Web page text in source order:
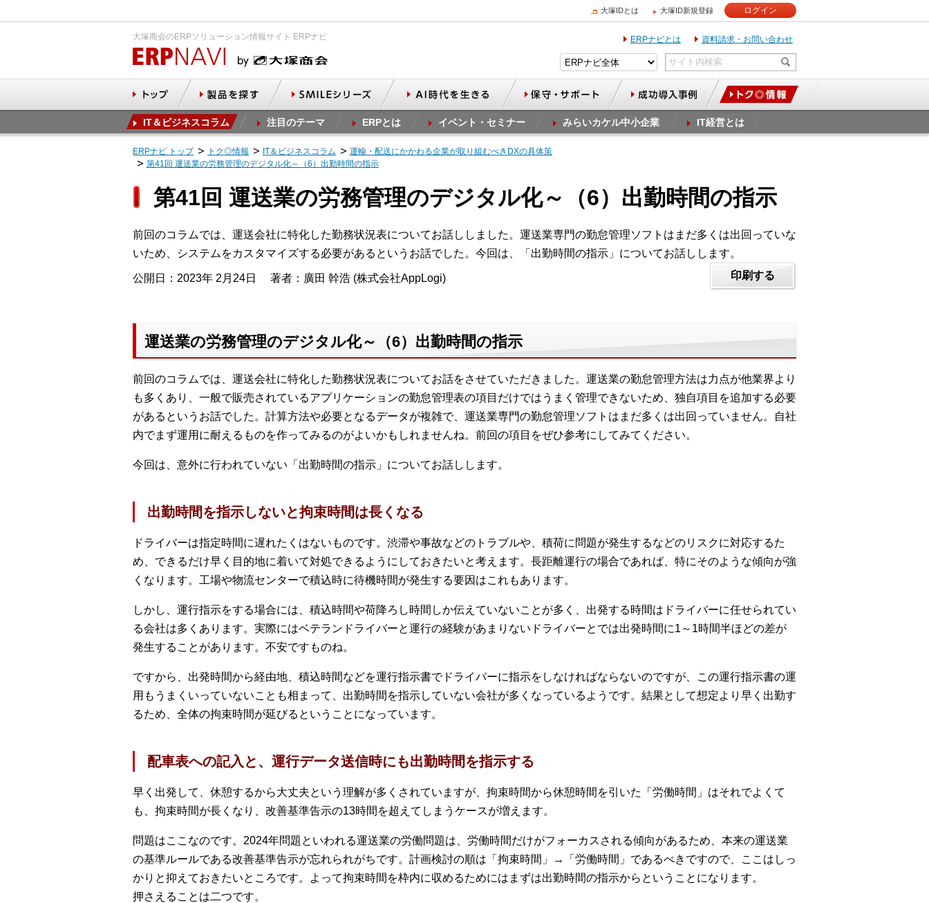
大塚IDとは 大塚ID新規登録 ログイン
大塚商会のERPソリューション情報サイト ERPナビ ERPナビとは 資料請求・お問い合わせ
IT＆ビジネスコラム 注目のテーマ ERPとは イベント・セミナー みらいカケル中小企業 IT経営とは
ERPナビ トップ トク◎情報 IT＆ビジネスコラム
運輸・配送にかかわる企業が取り組むべきDXの具体策
第41回 運送業の労務管理のデジタル化～（6）出勤時間の指示
第41回 運送業の労務管理のデジタル化～（6）出勤時間の指示
前回のコラムでは、運送会社に特化した勤務状況表についてお話ししました。運送業専門の勤怠管理ソフトはまだ多くは出回っていな
いため、システムをカスタマイズする必要があるというお話でした。今回は、「出勤時間の指示」についてお話しします。
公開日：2023年 2月24日 著者：廣田 幹浩 (株式会社AppLogi) 印刷する
運送業の労務管理のデジタル化～（6）出勤時間の指示
前回のコラムでは、運送会社に特化した勤務状況表についてお話をさせていただきました。運送業の勤怠管理方法は力点が他業界より
も多くあり、一般で販売されているアプリケーションの勤怠管理表の項目だけではうまく管理できないため、独自項目を追加する必要
があるというお話でした。計算方法や必要となるデータが複雑で、運送業専門の勤怠管理ソフトはまだ多くは出回っていません。自社
内でまず運用に耐えるものを作ってみるのがよいかもしれませんね。前回の項目をぜひ参考にしてみてください。
今回は、意外に行われていない「出勤時間の指示」についてお話しします。
出勤時間を指示しないと拘束時間は長くなる
ドライバーは指定時間に遅れたくはないものです。渋滞や事故などのトラブルや、積荷に問題が発生するなどのリスクに対応するた
め、できるだけ早く目的地に着いて対処できるようにしておきたいと考えます。長距離運行の場合であれば、特にそのような傾向が強
くなります。工場や物流センターで積込時に待機時間が発生する要因はこれもあります。
しかし、運行指示をする場合には、積込時間や荷降ろし時間しか伝えていないことが多く、出発する時間はドライバーに任せられてい
る会社は多くあります。実際にはベテランドライバーと運行の経験があまりないドライバーとでは出発時間に1～1時間半ほどの差が
発生することがあります。不安ですものね。
ですから、出発時間から経由地、積込時間などを運行指示書でドライバーに指示をしなければならないのですが、この運行指示書の運
用もうまくいっていないことも相まって、出勤時間を指示していない会社が多くなっているようです。結果として想定より早く出勤す
るため、全体の拘束時間が延びるということになっています。
配車表への記入と、運行データ送信時にも出勤時間を指示する
早く出発して、休憩するから大丈夫という理解が多くされていますが、拘束時間から休憩時間を引いた「労働時間」はそれでよくて
も、拘束時間が長くなり、改善基準告示の13時間を超えてしまうケースが増えます。
問題はここなのです。2024年問題といわれる運送業の労働問題は、労働時間だけがフォーカスされる傾向があるため、本来の運送業
の基準ルールである改善基準告示が忘れられがちです。計画検討の順は「拘束時間」→「労働時間」であるべきですので、ここはしっ
かりと抑えておきたいところです。よって拘束時間を枠内に収めるためにはまずは出勤時間の指示からということになります。
押さえることは二つです。